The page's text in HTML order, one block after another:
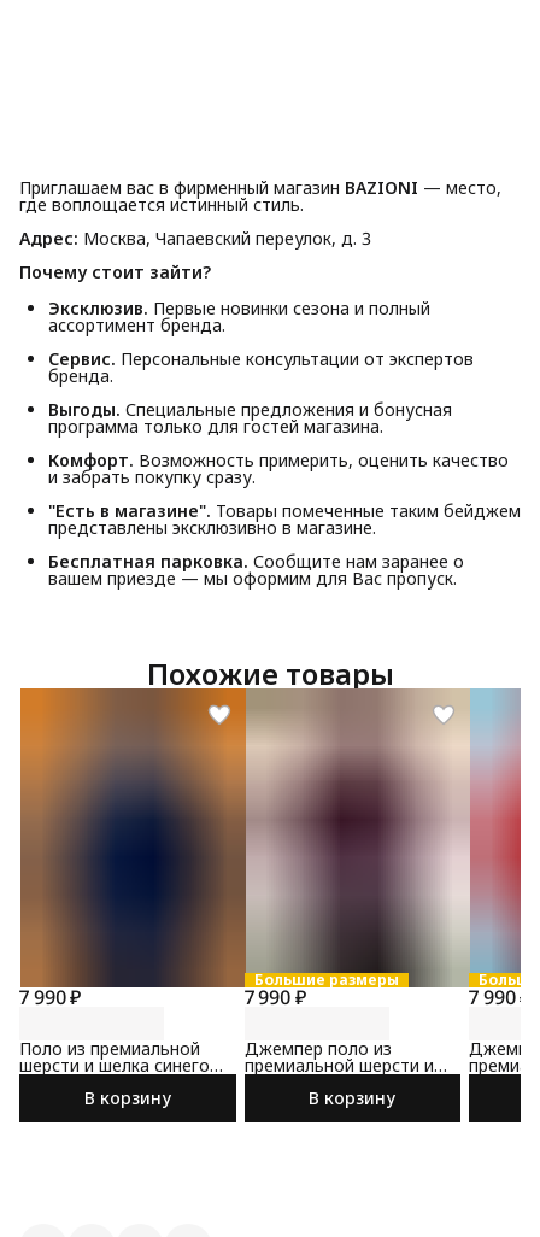
Приглашаем вас в фирменный магазин BAZIONI — место,
где воплощается истинный стиль.
Адрес: Москва, Чапаевский переулок, д. 3
Почему стоит зайти?
Эксклюзив. Первые новинки сезона и полный
ассортимент бренда.
Сервис. Персональные консультации от экспертов
бренда.
Выгоды. Специальные предложения и бонусная
программа только для гостей магазина.
Комфорт. Возможность примерить, оценить качество
и забрать покупку сразу.
"Есть в магазине". Товары помеченные таким бейджем
представлены эксклюзивно в магазине.
Бесплатная парковка. Сообщите нам заранее о
вашем приезде — мы оформим для Вас пропуск.
Похожие товары
7 990 ₽
Поло из премиальной
шерсти и шелка синего
В корзину
Большие размеры
7 990 ₽
Джемпер поло из
премиальной шерсти и
В корзину
7 990 ₽